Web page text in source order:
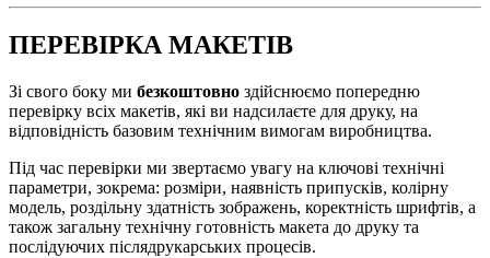
ПЕРЕВІРКА МАКЕТІВ
Зі свого боку ми безкоштовно здійснюємо попередню
перевірку всіх макетів, які ви надсилаєте для друку, на
відповідність базовим технічним вимогам виробництва.
Під час перевірки ми звертаємо увагу на ключові технічні
параметри, зокрема: розміри, наявність припусків, колірну
модель, роздільну здатність зображень, коректність шрифтів, а
також загальну технічну готовність макета до друку та
послідуючих післядрукарських процесів.